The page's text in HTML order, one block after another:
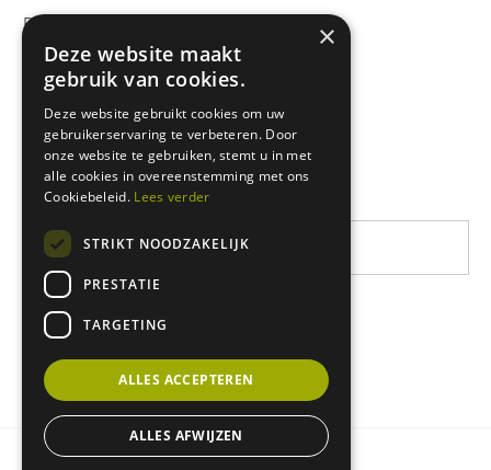
Rikolto International
Zuid-Oost Azië
West-Afrika
Latijns-Amerika
Privacy & cookie policy
×
Deze website maakt
gebruik van cookies.
Deze website gebruikt cookies om uw
gebruikerservaring te verbeteren. Door
onze website te gebruiken, stemt u in met
alle cookies in overeenstemming met ons
Cookiebeleid. Lees verder
STRIKT NOODZAKELIJK
PRESTATIE
TARGETING
ALLES ACCEPTEREN
ALLES AFWIJZEN